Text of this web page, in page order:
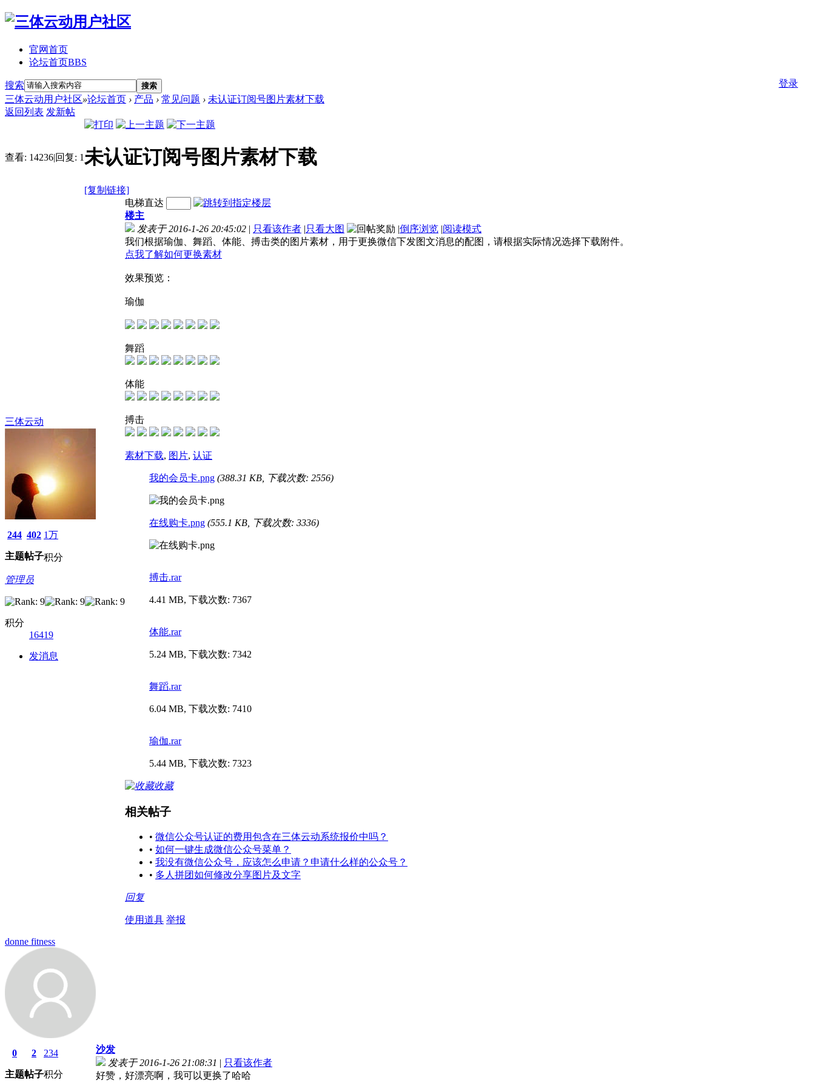
官网首页
论坛首页BBS
登录
搜索 搜索
三体云动用户社区»论坛首页 › 产品 › 常见问题 › 未认证订阅号图片素材下载
返回列表 发新帖
查看: 14236|回复: 1未认证订阅号图片素材下载
[复制链接]
三体云动
244
主题
402
帖子
1万
积分
管理员
积分
16419
发消息
电梯直达
楼主
发表于 2016-1-26 20:45:02 | 只看该作者 |只看大图 |倒序浏览 |阅读模式
我们根据瑜伽、舞蹈、体能、搏击类的图片素材，用于更换微信下发图文消息的配图，请根据实际情况选择下载附件。
点我了解如何更换素材
效果预览：
瑜伽
舞蹈
体能
搏击
素材下载, 图片, 认证
我的会员卡.png (388.31 KB, 下载次数: 2556)
在线购卡.png (555.1 KB, 下载次数: 3336)
搏击.rar
4.41 MB, 下载次数: 7367
体能.rar
5.24 MB, 下载次数: 7342
舞蹈.rar
6.04 MB, 下载次数: 7410
瑜伽.rar
5.44 MB, 下载次数: 7323
收藏
相关帖子
• 微信公众号认证的费用包含在三体云动系统报价中吗？
• 如何一键生成微信公众号菜单？
• 我没有微信公众号，应该怎么申请？申请什么样的公众号？
• 多人拼团如何修改分享图片及文字
回复
使用道具 举报
donne fitness
0
主题
2
帖子
234
积分
沙发
发表于 2016-1-26 21:08:31 | 只看该作者
好赞，好漂亮啊，我可以更换了哈哈